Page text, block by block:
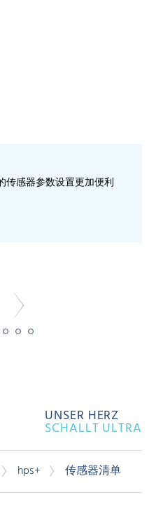
传感器参数设置更加便利
UNSER HERZ
SCHALLT ULTRA
hps+ 传感器清单